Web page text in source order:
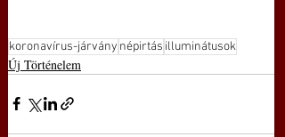
koronavírus-járvány népirtás illuminátusok
Új Történelem